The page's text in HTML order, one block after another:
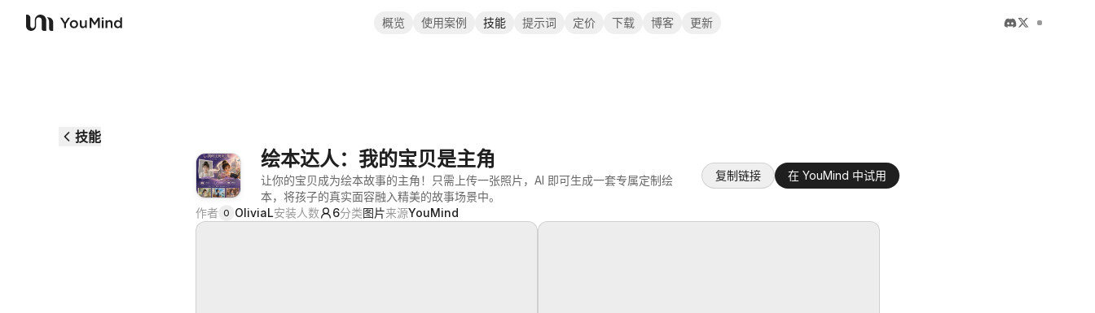
YouMind
概览 使用案例 技能 提示词 定价 下载 博客 更新
技能
绘本达人：我的宝贝是主角
让你的宝贝成为绘本故事的主角！只需上传一张照片，AI 即可生成一套专属定制绘
本，将孩子的真实面容融入精美的故事场景中。
复制链接 在 YouMind 中试用
作者 O OliviaL安装人数 6分类图片来源YouMind